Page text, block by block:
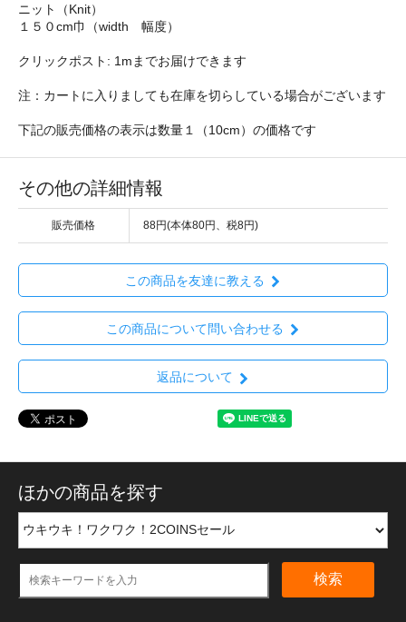
ニット（Knit）
１５０cm巾（width 幅度）
クリックポスト: 1mまでお届けできます
注：カートに入りましても在庫を切らしている場合がございます
下記の販売価格の表示は数量１（10cm）の価格です
その他の詳細情報
販売価格 88円(本体80円、税8円)
この商品を友達に教える
この商品について問い合わせる
返品について
ほかの商品を探す
検索